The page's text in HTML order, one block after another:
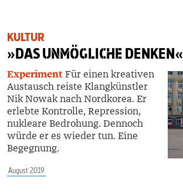
KULTUR
»DASUNMÖGLICHEDENKEN«
ExperimentFür einen kreativen
Austausch reiste Klangkünstler
Nik Nowak nach Nordkorea. Er
erlebte Kontrolle, Repression,
nukleare Bedrohung. Dennoch
würde er es wieder tun. Eine
Begegnung.
August 2019